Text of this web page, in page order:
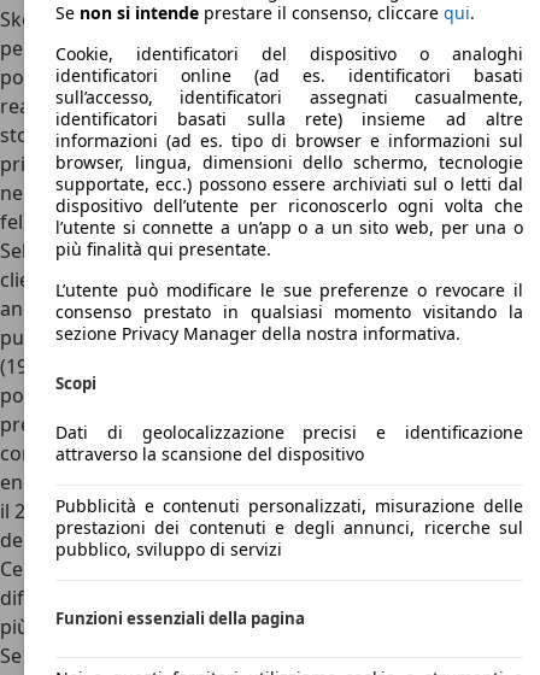
Skoda Felicia è stata forse l’automobile che ha cambiato
per sempre la storia della Casa ceca. Prima vettura a
portare in Repubblica Ceca (al momento del lancio, in
realtà, c’era ancora la Repubblica Federale Ceca e Slovacca:
storie d’altri tempi…) la meccanica di origine Volkswagen,
prima dellaOctaviadel 1996, prima vettura totalmente VW
nelle componenti e nello sviluppo, la Felicia è stata il primo,
felice esperimento di questa collaborazione ceco-tedesca.
Sebbene lo stile dimesso potesse allontanare qualche
cliente e il ricordo delle Skoda “robuste ma povere” fosse
ancora forte, la Felicia ci mise poco a convincere il
pubblico. Con un prezzo che superava i 10.000 euro
(19.500.000 di lire) solo sulle top di gamma con i motori più
potenti, rispetto alle concorrenti Skoda Felicia offriva ad un
prezzo inferiore a quello di una citycar spazio, robustezza
componenti e qualità Volkswagen. Il successo fu davvero
enorme, con ben 1.420.441 esemplari prodotti tra il 1994 e
il 2001, spianando la strada per un altro, enorme successo
della Casa: laSkoda Fabia.
Certo, come tutte le automobili Felicia non è esente da
difetti: oltre allo stile poco accattivante, Felicia non è tra le
più piacevoli da guidare, né tra le più silenziose o raffinate.
Se però si cercava un’auto robusta, comoda e affidabile,
Se non si intende prestare il consenso, cliccare qui.
Cookie, identificatori del dispositivo o analoghi
identificatori online (ad es. identificatori basati
sull’accesso, identificatori assegnati casualmente,
identificatori basati sulla rete) insieme ad altre
informazioni (ad es. tipo di browser e informazioni sul
browser, lingua, dimensioni dello schermo, tecnologie
supportate, ecc.) possono essere archiviati sul o letti dal
dispositivo dell’utente per riconoscerlo ogni volta che
l’utente si connette a un’app o a un sito web, per una o
più finalità qui presentate.
L’utente può modificare le sue preferenze o revocare il
consenso prestato in qualsiasi momento visitando la
sezione Privacy Manager della nostra informativa.
Scopi
Dati di geolocalizzazione precisi e identificazione
attraverso la scansione del dispositivo
Pubblicità e contenuti personalizzati, misurazione delle
prestazioni dei contenuti e degli annunci, ricerche sul
pubblico, sviluppo di servizi
Funzioni essenziali della pagina